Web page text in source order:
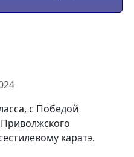
с Победой
каратэ.